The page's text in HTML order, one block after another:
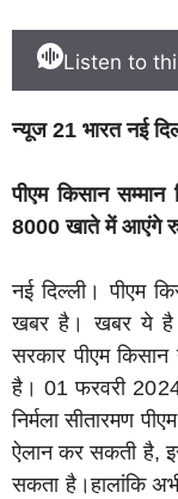
Listen to
न्यूज 21 भारत नई
पीएम किसान
8000 खाते में आएंगे
नई दिल्ली। पीएम
खबर है। खबर ये है
सरकार पीएम किसान
है। 01 फरवरी
न‍िर्मला सीतारमण
ऐलान कर सकती है,
सकता है।हालांकि